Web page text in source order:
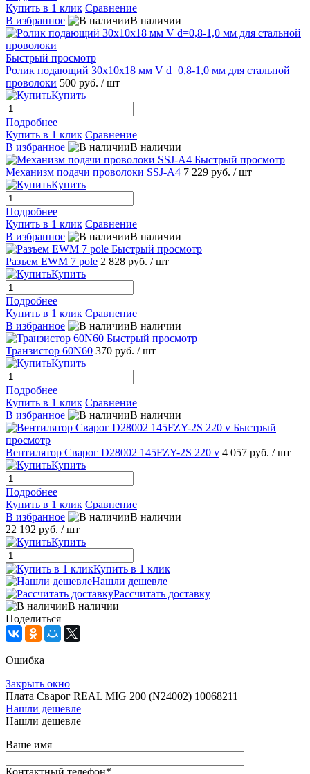
Купить в 1 клик Сравнение
В избранное
В наличии
Быстрый просмотр
Ролик подающий 30x10x18 мм V d=0,8-1,0 мм для стальной
проволоки 500 руб. / шт
Купить
Подробнее
Купить в 1 клик Сравнение
В избранное
В наличии
Быстрый просмотр
Механизм подачи проволоки SSJ-A4 7 229 руб. / шт
Купить
Подробнее
Купить в 1 клик Сравнение
В избранное
В наличии
Быстрый просмотр
Разъем EWM 7 pole 2 828 руб. / шт
Купить
Подробнее
Купить в 1 клик Сравнение
В избранное
В наличии
Быстрый просмотр
Транзистор 60N60 370 руб. / шт
Купить
Подробнее
Купить в 1 клик Сравнение
В избранное
В наличии
Быстрый
просмотр
Вентилятор Сварог D28002 145FZY-2S 220 v 4 057 руб. / шт
Купить
Подробнее
Купить в 1 клик Сравнение
В избранное
В наличии
22 192 руб. / шт
Купить
Купить в 1 клик
Нашли дешевле
Рассчитать доставку
В наличии
Поделиться
Ошибка
Закрыть окно
Плата Сварог REAL MIG 200 (N24002) 10068211
Нашли дешевле
Нашли дешевле
Ваше имя
Контактный телефон*